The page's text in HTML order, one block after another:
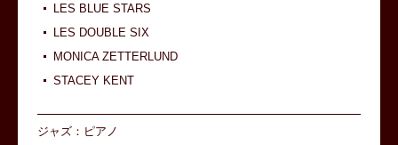
LES BLUE STARS
LES DOUBLE SIX
MONICA ZETTERLUND
STACEY KENT
ジャズ：ピアノ